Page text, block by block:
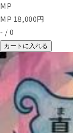
MP
MP 18,000円
- / 0
カートに入れる